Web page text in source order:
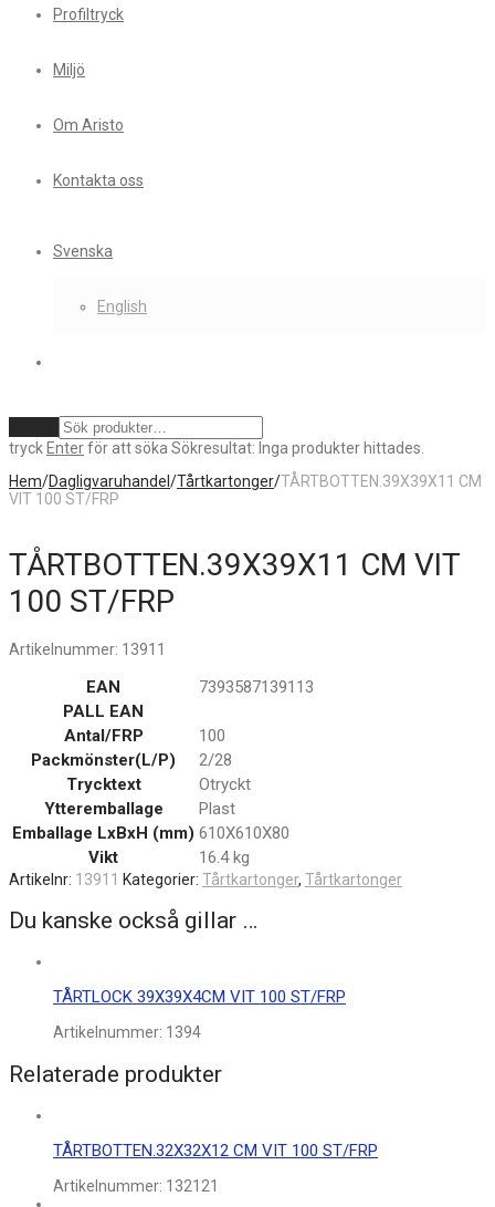
Profiltryck
Miljö
Om Aristo
Kontakta oss
Svenska
English
tryck Enterför att söka Sökresultat: Inga produkter hittades.
Hem/Dagligvaruhandel /Tårtkartonger/TÅRTBOTTEN.39X39X11 CM
VIT 100 ST/FRP
TÅRTBOTTEN.39X39X11 CM VIT
100 ST/FRP
Artikelnummer: 13911
EAN
7393587139113
PALL EAN
Antal/FRP
100
Packmönster(L/P)
2/28
Trycktext
Otryckt
Ytteremballage
Plast
Emballage LxBxH (mm) 610X610X80
Vikt
16.4 kg
Artikelnr: 13911 Kategorier: Tårtkartonger, Tårtkartonger
Du kanske också gillar …
TÅRTLOCK 39X39X4CM VIT 100 ST/FRP
Artikelnummer: 1394
Relaterade produkter
TÅRTBOTTEN.32X32X12 CM VIT 100 ST/FRP
Artikelnummer: 132121